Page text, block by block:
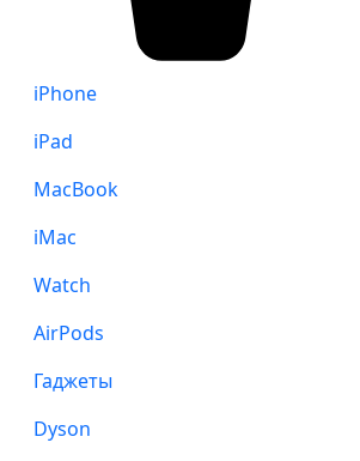
iPhone
iPad
MacBook
iMac
Watch
AirPods
Гаджеты
Dyson